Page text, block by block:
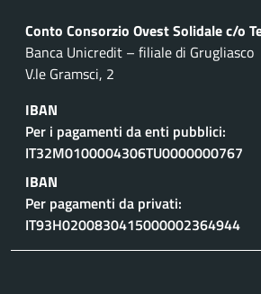
Conto Consorzio Ovest Solidale c/o
Banca Unicredit – filiale di Grugliasco
V.le Gramsci, 2
IBAN
Per i pagamenti da enti pubblici:
IT32M0100004306TU0000000767
IBAN
Per pagamenti da privati:
IT93H0200830415000002364944